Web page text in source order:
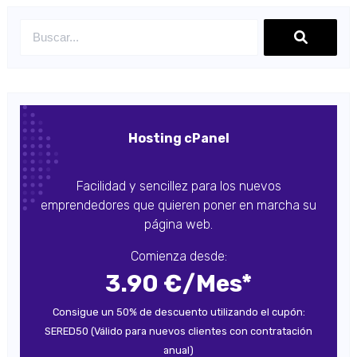
Hosting cPanel
Facilidad y sencillez para los nuevos
emprendedores que quieren poner en marcha su
página web.
Comienza desde:
3.90 €/Mes*
Consigue un 50% de descuento utilizando el cupón:
SERED50 (Válido para nuevos clientes con contratación
anual)